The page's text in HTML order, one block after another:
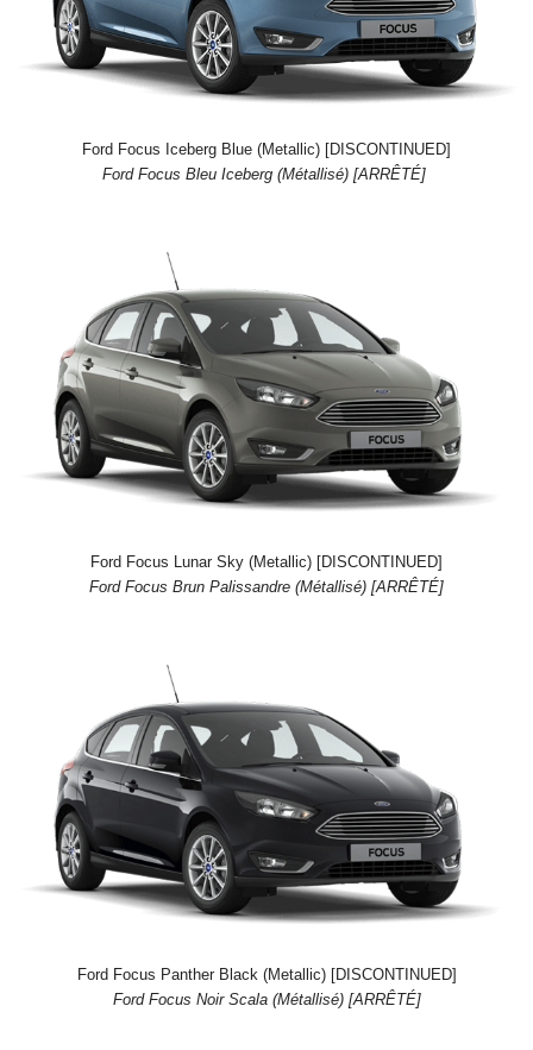
Ford Focus Iceberg Blue (Metallic) [DISCONTINUED]
Ford Focus Bleu Iceberg (Métallisé) [ARRÊTÉ]
Ford Focus Lunar Sky (Metallic) [DISCONTINUED]
Ford Focus Brun Palissandre (Métallisé) [ARRÊTÉ]
Ford Focus Panther Black (Metallic) [DISCONTINUED]
Ford Focus Noir Scala (Métallisé) [ARRÊTÉ]